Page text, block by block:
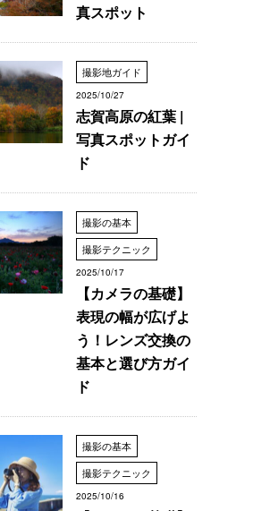
真スポット
撮影地ガイド
2025/10/27
志賀高原の紅葉 |
写真スポットガイ
ド
撮影の基本
撮影テクニック
2025/10/17
【カメラの基礎】
表現の幅が広げよ
う！レンズ交換の
基本と選び方ガイ
ド
撮影の基本
撮影テクニック
2025/10/16